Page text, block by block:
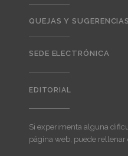
QUEJAS Y
SEDE ELECTRÓNICA
EDITORIAL
Si experimenta alguna
página web, puede